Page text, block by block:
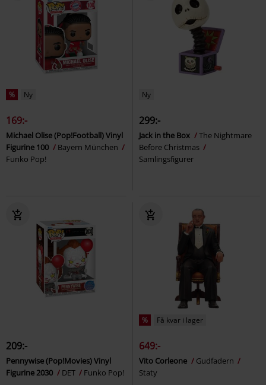
% Ny
169:-
Michael Olise (Pop!Football) Vinyl
Figurine 100
Bayern München
Funko Pop!
Ny
299:-
Jack in the Box
The Nightmare
Before Christmas
Samlingsfigurer
209:-
Pennywise (Pop!Movies) Vinyl
Figurine 2030
DET Funko Pop!
% Få kvar i lager
649:-
Vito Corleone
Gudfadern
Staty